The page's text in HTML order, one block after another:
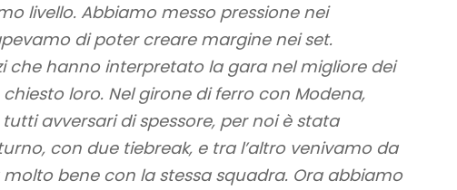
livello. Abbiamo messo pressione nei
di poter creare margine nei set.
che hanno interpretato la gara nel migliore dei
loro. Nel girone di ferro con Modena,
avversari di spessore, per noi è stata
con due tiebreak, e tra l’altro venivamo da
molto bene con la stessa squadra. Ora abbiamo